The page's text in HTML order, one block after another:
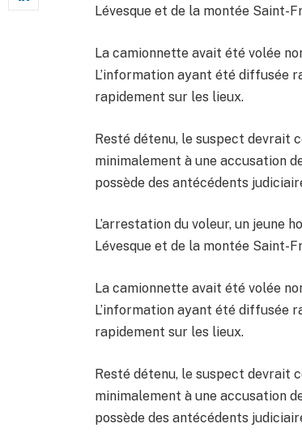
Lévesque et de la montée Saint-
La camionnette avait été volée
L’information ayant été diffusée
rapidement sur les lieux.
Resté détenu, le suspect devrait
minimalement à une accusation
possède des antécédents
L’arrestation du voleur, un jeune
Lévesque et de la montée Saint-
La camionnette avait été volée
L’information ayant été diffusée
rapidement sur les lieux.
Resté détenu, le suspect devrait
minimalement à une accusation
possède des antécédents